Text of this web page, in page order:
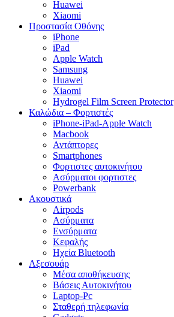
Huawei
Xiaomi
Προστασία Οθόνης
iPhone
iPad
Apple Watch
Samsung
Huawei
Xiaomi
Hydrogel Film Screen Protector
Καλώδια – Φορτιστές
iPhone-iPad-Apple Watch
Macbook
Αντάπτορες
Smartphones
Φορτιστες αυτοκινήτου
Ασύρματοι φορτιστες
Powerbank
Ακουστικά
Airpods
Ασύρματα
Ενσύρματα
Κεφαλής
Ηχεία Bluetooth
Αξεσουάρ
Μέσα αποθήκευσης
Βάσεις Αυτοκινήτου
Laptop-Pc
Σταθερή τηλεφωνία